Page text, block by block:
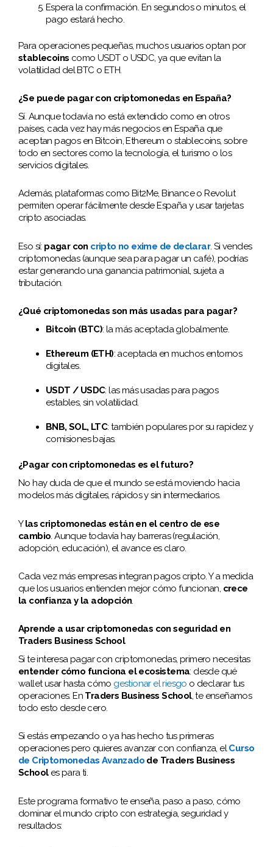
Espera la confirmación. En segundos o minutos, el
pago estará hecho.
Para operaciones pequeñas, muchos usuarios optan por
stablecoins como USDT o USDC, ya que evitan la
volatilidad del BTC o ETH.
¿Se puede pagar con criptomonedas en España?
Sí. Aunque todavía no está extendido como en otros
países, cada vez hay más negocios en España que
aceptan pagos en Bitcoin, Ethereum o stablecoins, sobre
todo en sectores como la tecnología, el turismo o los
servicios digitales.
Además, plataformas como Bit2Me, Binance o Revolut
permiten operar fácilmente desde España y usar tarjetas
cripto asociadas.
Eso sí: pagar con cripto no exime de declarar. Si vendes
criptomonedas (aunque sea para pagar un café), podrías
estar generando una ganancia patrimonial, sujeta a
tributación.
¿Qué criptomonedas son más usadas para pagar?
Bitcoin (BTC): la más aceptada globalmente.
Ethereum (ETH): aceptada en muchos entornos
digitales.
USDT / USDC: las más usadas para pagos
estables, sin volatilidad.
BNB, SOL, LTC: también populares por su rapidez y
comisiones bajas.
¿Pagar con criptomonedas es el futuro?
No hay duda de que el mundo se está moviendo hacia
modelos más digitales, rápidos y sin intermediarios.
Ylas criptomonedas están en el centro de ese
cambio . Aunque todavía hay barreras (regulación,
adopción, educación), el avance es claro.
Cada vez más empresas integran pagos cripto. Y a medida
que los usuarios entienden mejor cómo funcionan, crece
la confianza y la adopción.
Aprende a usar criptomonedas con seguridad en
Traders Business School
Si te interesa pagar con criptomonedas, primero necesitas
entender cómo funciona el ecosistema: desde qué
wallet usar hasta cómo gestionar el riesgo o declarar tus
operaciones. En Traders Business School, te enseñamos
todo esto desde cero.
Si estás empezando o ya has hecho tus primeras
operaciones pero quieres avanzar con confianza, elCurso
de Criptomonedas Avanzado de Traders Business
Schooles para ti.
Este programa formativo te enseña, paso a paso, cómo
dominar el mundo cripto con estrategia, seguridad y
resultados: